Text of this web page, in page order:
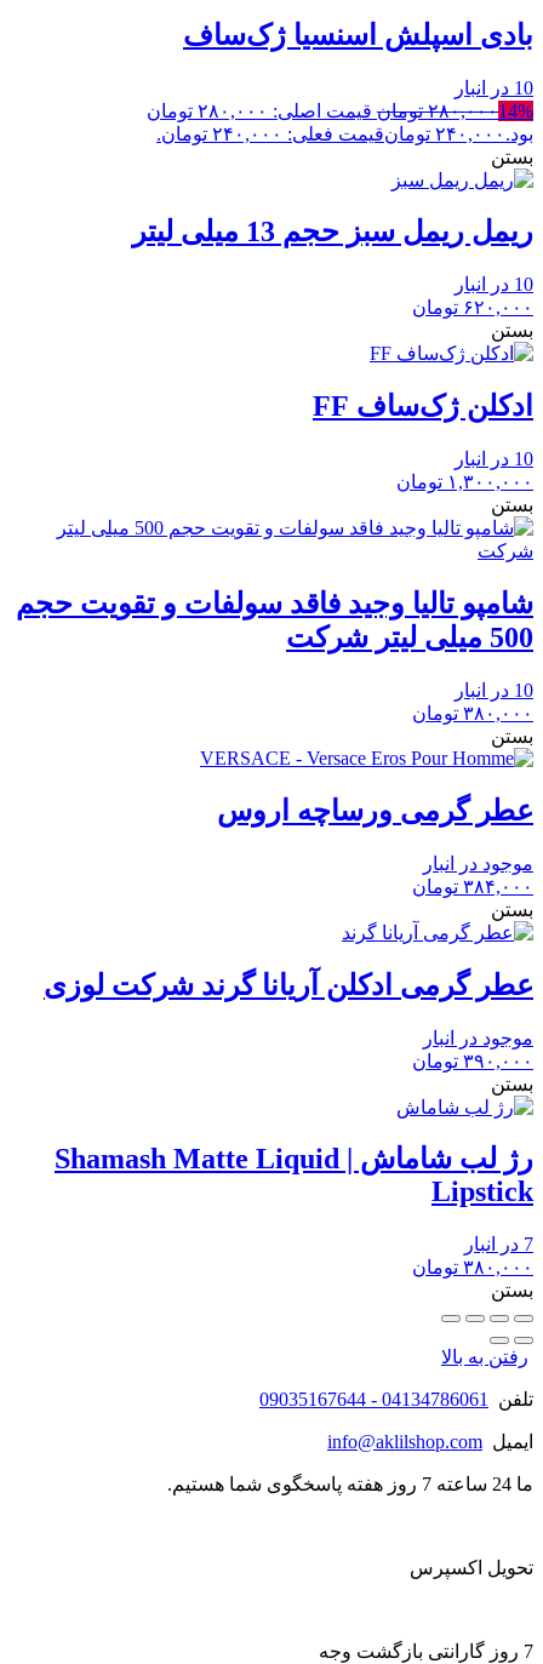
بادی اسپلش اسنسیا ژک‌ساف
10 در انبار
14%۲۸۰,۰۰۰ تومان
قیمت اصلی: ۲۸۰,۰۰۰ تومان
بود. ۲۴۰,۰۰۰ تومانقیمت فعلی: ۲۴۰,۰۰۰ تومان.
بستن
ریمل ریمل سبز حجم 13 میلی لیتر
10 در انبار
۶۲۰,۰۰۰ تومان
بستن
ادکلن ژک‌ساف FF
10 در انبار
۱,۳۰۰,۰۰۰ تومان
بستن
شامپو تالیا وجید فاقد سولفات و تقویت حجم
500 میلی لیتر شرکت
10 در انبار
۳۸۰,۰۰۰ تومان
بستن
عطر گرمی ورساچه اروس
موجود در انبار
۳۸۴,۰۰۰ تومان
بستن
عطر گرمی ادکلن آریانا گرند شرکت لوزی
موجود در انبار
۳۹۰,۰۰۰ تومان
بستن
رژ لب شاماش | Shamash Matte Liquid
Lipstick
7 در انبار
۳۸۰,۰۰۰ تومان
بستن
رفتن به بالا
تلفن 04134786061 - 09035167644
ایمیل info@aklilshop.com
ما 24 ساعته 7 روز هفته پاسخگوی شما هستیم.
تحویل اکسپرس
7 روز گارانتی بازگشت وجه